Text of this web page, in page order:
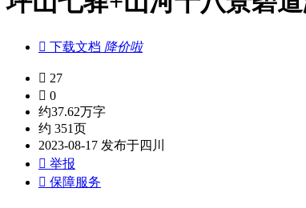
 下载文档 降价啦
 27
 0
约37.62万字
约 351页
2023-08-17 发布于四川
 举报
 保障服务